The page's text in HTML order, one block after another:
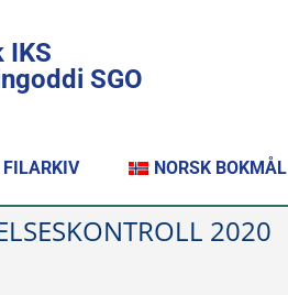
IKS
SGO
FILARKIV NORSK BOKMÅL
2020